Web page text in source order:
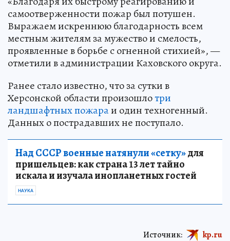
самоотверженности пожар был потушен.
Выражаем искреннюю благодарность всем
местным жителям за мужество и смелость,
проявленные в борьбе с огненной стихией», —
отметили в администрации Каховского округа.
Ранее стало известно, что за сутки в
Херсонской области произошлотри
ландшафтных пожараи один техногенный.
Данных о пострадавших не поступало.
Над СССР военные натянули «сетку»для
пришельцев: как страна 13 лет тайно
искала и изучала инопланетных гостей
НАУКА
Источник: kp.ru